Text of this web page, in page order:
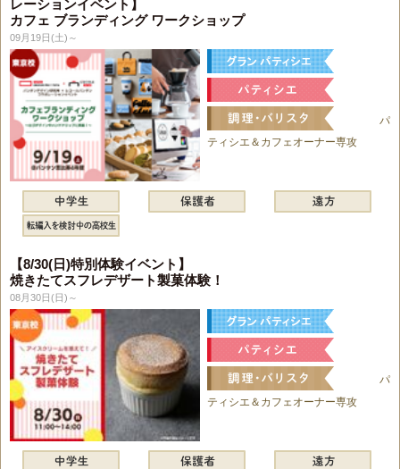
レーションイベント】
カフェ ブランディング ワークショップ
09月19日(土)～
パ
ティシエ＆カフェオーナー専攻
【8/30(日)特別体験イベント】
焼きたてスフレデザート製菓体験！
08月30日(日)～
パ
ティシエ＆カフェオーナー専攻